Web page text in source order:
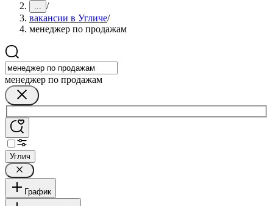
... /
вакансии в Угличе/
менеджер по продажам
менеджер по продажам
Углич
График